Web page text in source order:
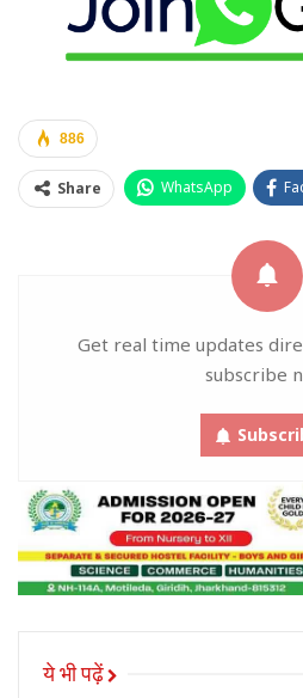
886
Share WhatsApp
Get real time updates
subscribe
ये भी पढ़ें